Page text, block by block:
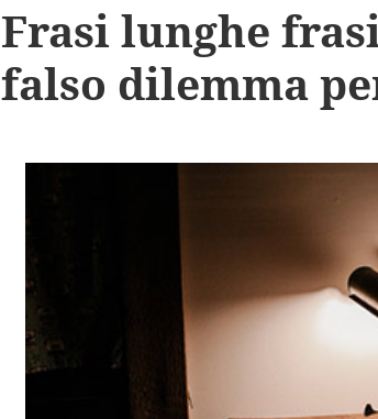
Frasi lunghe
falso dilemma